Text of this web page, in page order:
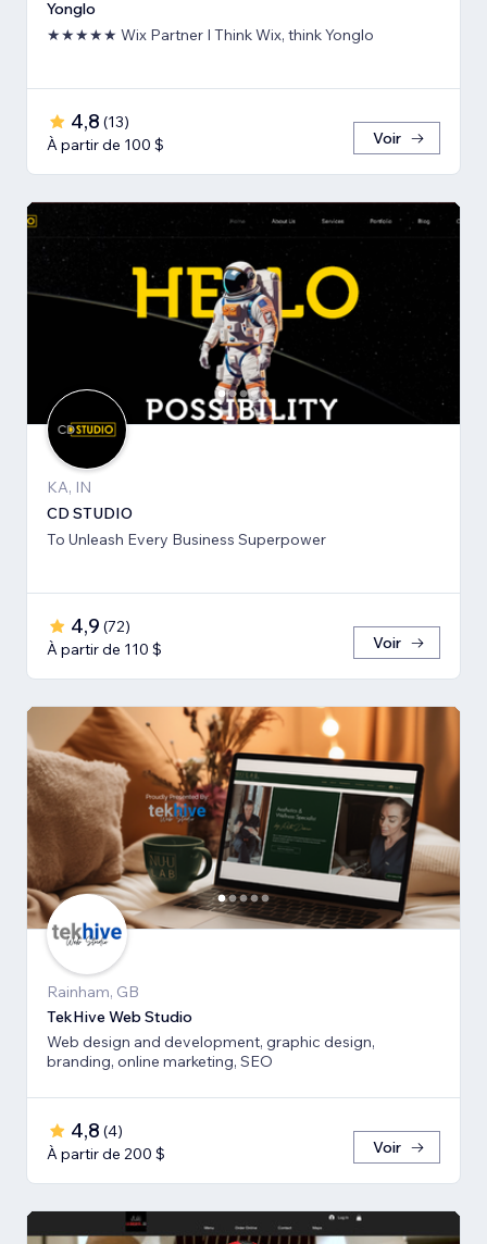
Yonglo
★★★★★ Wix Partner I Think Wix, think Yonglo
4,8 (13)
À partir de 100 $
Voir
KA, IN
CD STUDIO
To Unleash Every Business Superpower
4,9 (72)
À partir de 110 $
Voir
Rainham, GB
TekHive Web Studio
Web design and development, graphic design,
branding, online marketing, SEO
4,8 (4)
À partir de 200 $
Voir